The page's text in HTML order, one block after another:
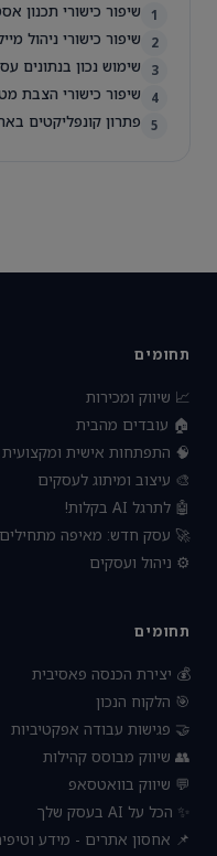
1 שיפור כישורי תכנון
2 שיפור כישורי ניהול
3 שימוש נכון בנתונים
4 שיפור כישורי הצבת
5 פתרון קונפליקטים
תחומים
📈 שיווק ומכירות
🏠 עובדים מהבית
🧠 התפתחות אישית ומקצועית
🎨 עיצוב ומיתוג לעסקים
🤖 לתרגל AI בקלות!
🚀 עסק חדש: מאיפה
⚙️ ניהול ועסקים
תחומים
💰 יצירת הכנסה פאסיבית
🎯 הלקוח הנכון
🤝 פגישות עבודה אפקטיביות
👥 שיווק מבוסס קהילות
💬 שיווק בוואטסאפ
✨ הכל על AI בעסק שלך
📌 אחסון אתרים - מידע